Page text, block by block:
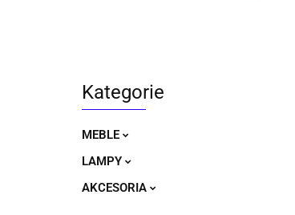
Kategorie
MEBLE
LAMPY
AKCESORIA